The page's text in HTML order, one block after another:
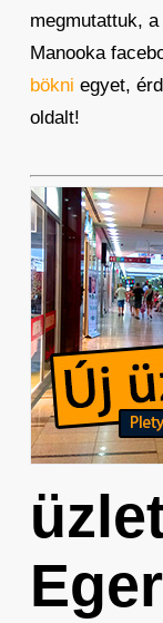
megmutattuk,
Manooka
bökni egyet,
oldalt!